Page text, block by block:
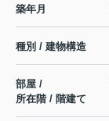
築年月
種別 / 建物構造
部屋 /
所在階 / 階建て